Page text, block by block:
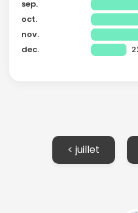
sep.
oct.
nov.
dec.
< juillet